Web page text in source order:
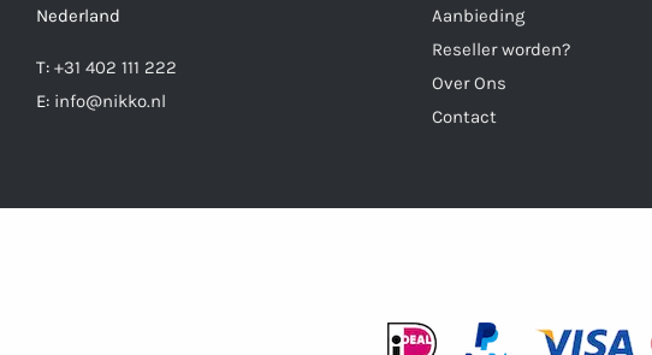
Nederland
T: +31 402 111 222
E: info@nikko.nl
Aanbieding
Reseller worden?
Over Ons
Contact